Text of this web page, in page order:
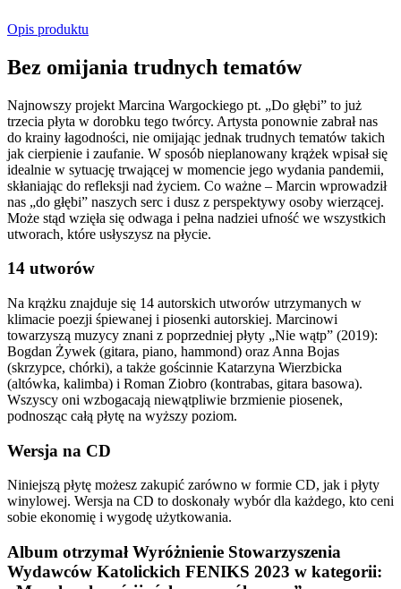
Opis produktu
Bez omijania trudnych tematów
Najnowszy projekt Marcina Wargockiego pt. „Do głębi” to już
trzecia płyta w dorobku tego twórcy. Artysta ponownie zabrał nas
do krainy łagodności, nie omijając jednak trudnych tematów takich
jak cierpienie i zaufanie. W sposób nieplanowany krążek wpisał się
idealnie w sytuację trwającej w momencie jego wydania pandemii,
skłaniając do refleksji nad życiem. Co ważne – Marcin wprowadził
nas „do głębi” naszych serc i dusz z perspektywy osoby wierzącej.
Może stąd wzięła się odwaga i pełna nadziei ufność we wszystkich
utworach, które usłyszysz na płycie.
14 utworów
Na krążku znajduje się 14 autorskich utworów utrzymanych w
klimacie poezji śpiewanej i piosenki autorskiej. Marcinowi
towarzyszą muzycy znani z poprzedniej płyty „Nie wątp” (2019):
Bogdan Żywek (gitara, piano, hammond) oraz Anna Bojas
(skrzypce, chórki), a także gościnnie Katarzyna Wierzbicka
(altówka, kalimba) i Roman Ziobro (kontrabas, gitara basowa).
Wszyscy oni wzbogacają niewątpliwie brzmienie piosenek,
podnosząc całą płytę na wyższy poziom.
Wersja na CD
Niniejszą płytę możesz zakupić zarówno w formie CD, jak i płyty
winylowej. Wersja na CD to doskonały wybór dla każdego, kto ceni
sobie ekonomię i wygodę użytkowania.
Album otrzymał Wyróżnienie Stowarzyszenia
Wydawców Katolickich FENIKS 2023 w kategorii: